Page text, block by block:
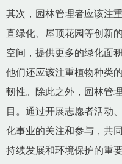
其次，园林管理者应该注
直绿化、屋顶花园等创新
空间，提供更多的绿化面
他们还应该注重植物种类
韧性。除此之外，园林管
目。通过开展志愿者活动
化事业的关注和参与，共
持续发展和环境保护的重